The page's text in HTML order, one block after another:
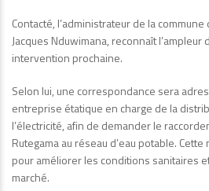
Contacté, l’administrateur de la
Jacques Nduwimana, reconnaît
intervention prochaine.
Selon lui, une correspondance sera
entreprise étatique en charge de la
l’électricité, afin de demander le
Rutegama au réseau d’eau potable.
pour améliorer les conditions sanitaires
marché.